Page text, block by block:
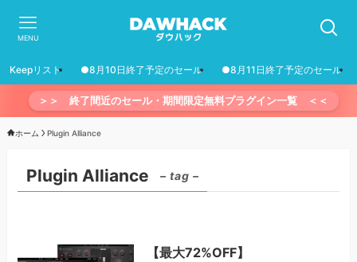
MENU
Keepリスト ●8月10日終了予定のセール ●8月11日終了予定のセール
＞＞ 終了間近のセール・期間限定無料プラグイン一覧 ＜＜
ホーム Plugin Alliance
Plugin Alliance – tag –
【最大72%OFF】